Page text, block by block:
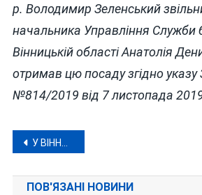
р. Володимир Зеленський
начальника Управління Служби
Вінницькій області Анатолія
отримав цю посаду згідно указу
№814/2019 від 7 листопада
Навігація
записів
У ВІННИЦІ ВІДБУВСЯ МЕМОРІАЛЬНИЙ ЛИЦАРСЬКИЙ ТУРНІР
ПОВ'ЯЗАНІ НОВИНИ